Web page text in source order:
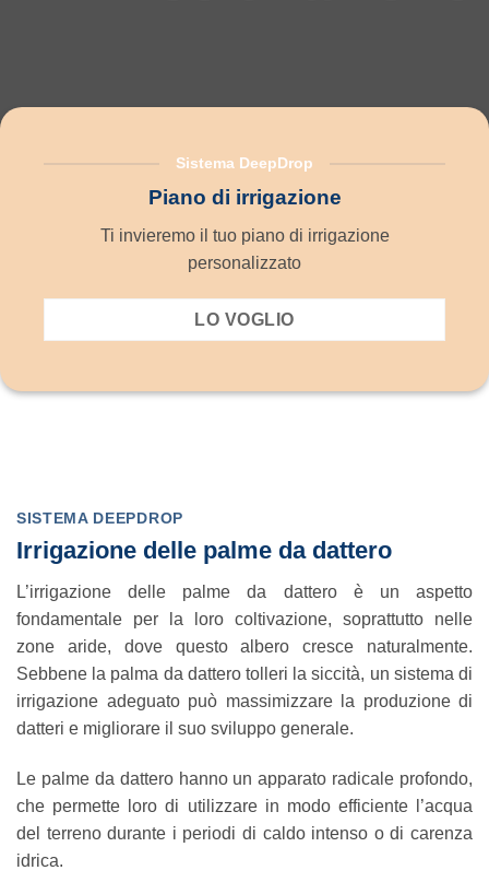
Sistema DeepDrop
Piano di irrigazione
Ti invieremo il tuo piano di irrigazione
personalizzato
LO VOGLIO
SISTEMA DEEPDROP
Irrigazione delle palme da dattero
L’irrigazione delle palme da dattero è un aspetto
fondamentale per la loro coltivazione, soprattutto nelle
zone aride, dove questo albero cresce naturalmente.
Sebbene la palma da dattero tolleri la siccità, un sistema di
irrigazione adeguato può massimizzare la produzione di
datteri e migliorare il suo sviluppo generale.
Le palme da dattero hanno un apparato radicale profondo,
che permette loro di utilizzare in modo efficiente l’acqua
del terreno durante i periodi di caldo intenso o di carenza
idrica.